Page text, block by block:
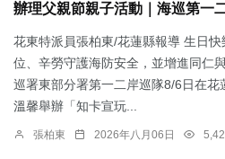
辦理父親節親子活動｜海巡第一
花東特派員張柏東/花蓮縣報導 生日
位、辛勞守護海防安全，並增進同仁
巡署東部分署第一二岸巡隊8/6日在花
溫馨舉辦「知卡宣玩...
張柏東 2026年八月06日